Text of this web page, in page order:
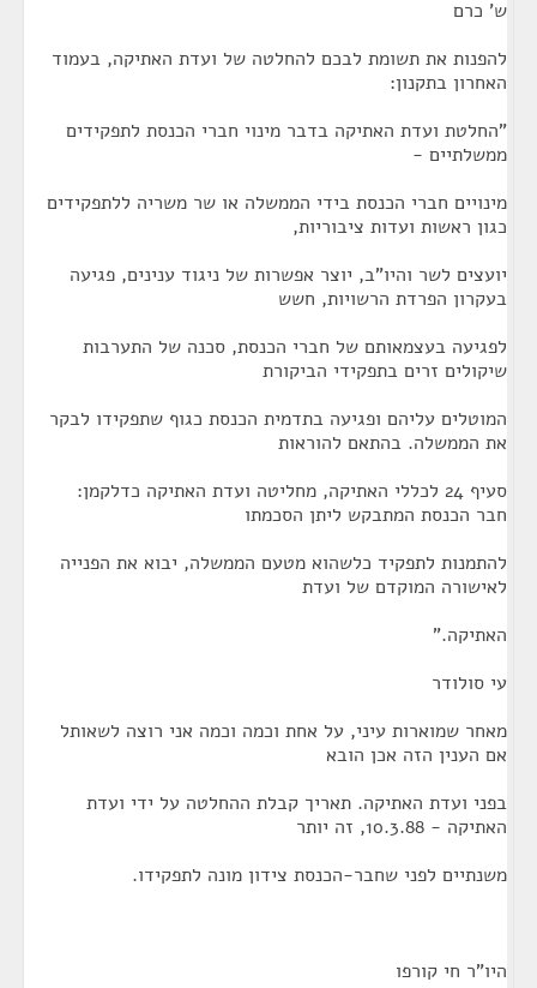
ש' כרם
להפנות את תשומת לבכם להחלטה של ועדת האתיקה, בעמוד
האחרון בתקנון:
"החלטת ועדת האתיקה בדבר מינוי חברי הכנסת לתפקידים
ממשלתיים -
מינויים חברי הכנסת בידי הממשלה או שר משריה ללתפקידים
כגון ראשות ועדות ציבוריות,
יועצים לשר והיו"ב, יוצר אפשרות של ניגוד ענינים, פגיעה
בעקרון הפרדת הרשויות, חשש
לפגיעה בעצמאותם של חברי הכנסת, סכנה של התערבות
שיקולים זרים בתפקידי הביקורת
המוטלים עליהם ופגיעה בתדמית הכנסת כגוף שתפקידו לבקר
את הממשלה. בהתאם להוראות
סעיף 24 לכללי האתיקה, מחליטה ועדת האתיקה כדלקמן:
חבר הכנסת המתבקש ליתן הסכמתו
להתמנות לתפקיד כלשהוא מטעם הממשלה, יבוא את הפנייה
לאישורה המוקדם של ועדת
האתיקה."
עי סולודר
מאחר שמוארות עיני, על אחת וכמה וכמה אני רוצה לשאותל
אם הענין הזה אכן הובא
בפני ועדת האתיקה. תאריך קבלת ההחלטה על ידי ועדת
האתיקה - 10.3.88, זה יותר
משנתיים לפני שחבר-הכנסת צידון מונה לתפקידו.
היו"ר חי קורפו